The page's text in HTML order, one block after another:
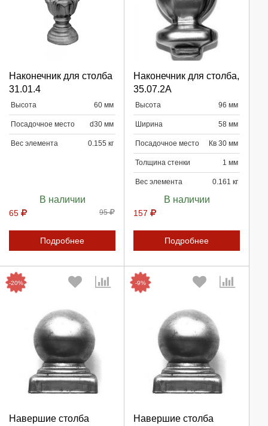
Наконечник для столба
31.01.4
Высота 60 мм
Посадочное место d30 мм
Вес элемента 0.155 кг
В наличии
65 95
Подробнее
Отмена
Наконечник для столба,
35.07.2A
Высота 96 мм
Ширина 58 мм
Посадочное место Кв 30 мм
Толщина стенки 1 мм
Вес элемента 0.161 кг
В наличии
157
Подробнее
Выберите количество:
Отмена
Навершие столба
-20%
Выберите количество:
Навершие столба
-9%
Выберите количество: